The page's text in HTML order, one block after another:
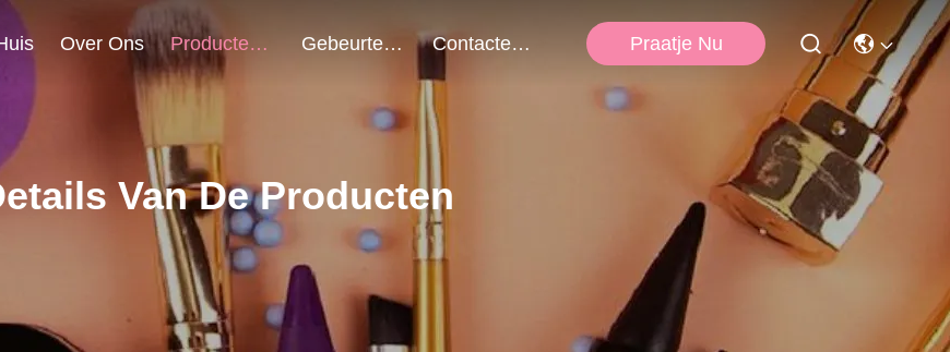
Over Ons Producten Gebeurtenissen Contacteer Ons Praatje Nu
Van De Producten